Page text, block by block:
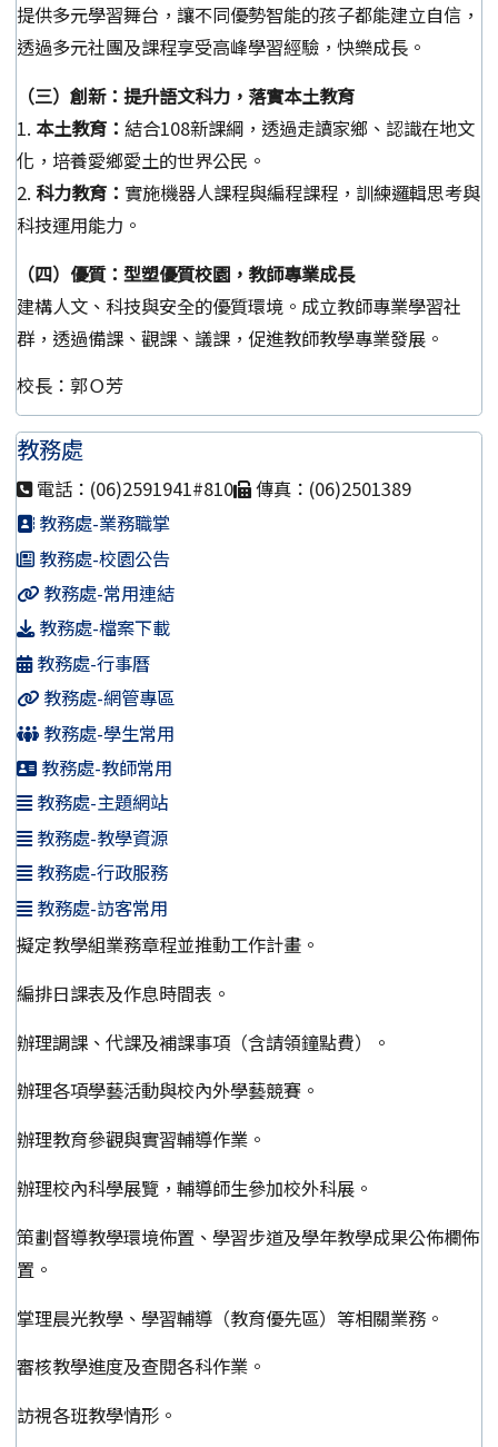
提供多元學習舞台，讓不同優勢智能的孩子都能建立自信，
透過多元社團及課程享受高峰學習經驗，快樂成長。
（三）創新：提升語文科力，落實本土教育
1. 本土教育： 結合108新課綱，透過走讀家鄉、認識在地文
化，培養愛鄉愛土的世界公民。
2. 科力教育： 實施機器人課程與編程課程，訓練邏輯思考與
科技運用能力。
（四）優質：型塑優質校園，教師專業成長
建構人文、科技與安全的優質環境。成立教師專業學習社
群，透過備課、觀課、議課，促進教師教學專業發展。
校長：郭Ｏ芳
教務處
電話：(06)2591941#810
傳真：(06)2501389
教務處-業務職掌
教務處-校園公告
教務處-常用連結
教務處-檔案下載
教務處-行事曆
教務處-網管專區
教務處-學生常用
教務處-教師常用
教務處-主題網站
教務處-教學資源
教務處-行政服務
教務處-訪客常用
擬定教學組業務章程並推動工作計畫。
編排日課表及作息時間表。
辦理調課、代課及補課事項（含請領鐘點費）。
辦理各項學藝活動與校內外學藝競賽。
辦理教育參觀與實習輔導作業。
辦理校內科學展覽，輔導師生參加校外科展。
策劃督導教學環境佈置、學習步道及學年教學成果公佈欄佈
置。
掌理晨光教學、學習輔導（教育優先區）等相關業務。
審核教學進度及查閱各科作業。
訪視各班教學情形。